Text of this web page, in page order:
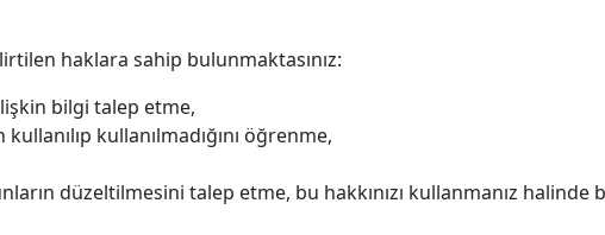
haklara sahip bulunmaktasınız:
bilgi talep etme,
kullanılmadığını öğrenme,
düzeltilmesini talep etme, bu hakkınızı kullanmanız